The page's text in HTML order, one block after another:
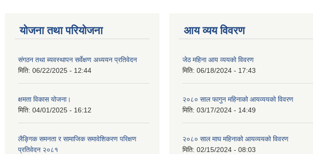
योजना तथा परियोजना
संगठन तथा ब्यवस्थापन सर्वेक्षण अध्ययन प्रतिवेदन
मिति: 06/22/2025 - 12:44
क्षमता विकास योजना।
मिति: 04/01/2025 - 16:12
लैङ्गिक समनता र सामाजिक समावेशिकरण परिक्षण
प्रतिवेदन २०८१
आय व्यय विवरण
जेठ महिना आय व्ययको विवरण
मिति: 06/18/2024 - 17:43
२०८० साल फागुन महिनाको आयव्ययको विवरण
मिति: 03/17/2024 - 14:49
२०८० साल माघ महिनाको आयव्ययको विवरण
मिति: 02/15/2024 - 08:03